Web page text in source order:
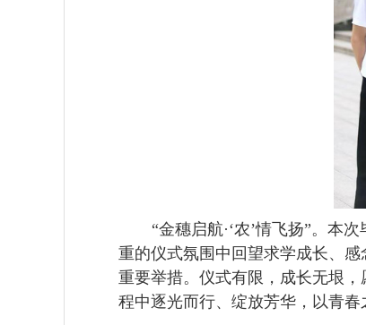
“金穗启航·‘农’情飞扬”。本
重的仪式氛围中回望求学成长、
重要举措。仪式有限，成长无垠，
程中逐光而行、绽放芳华，以青春